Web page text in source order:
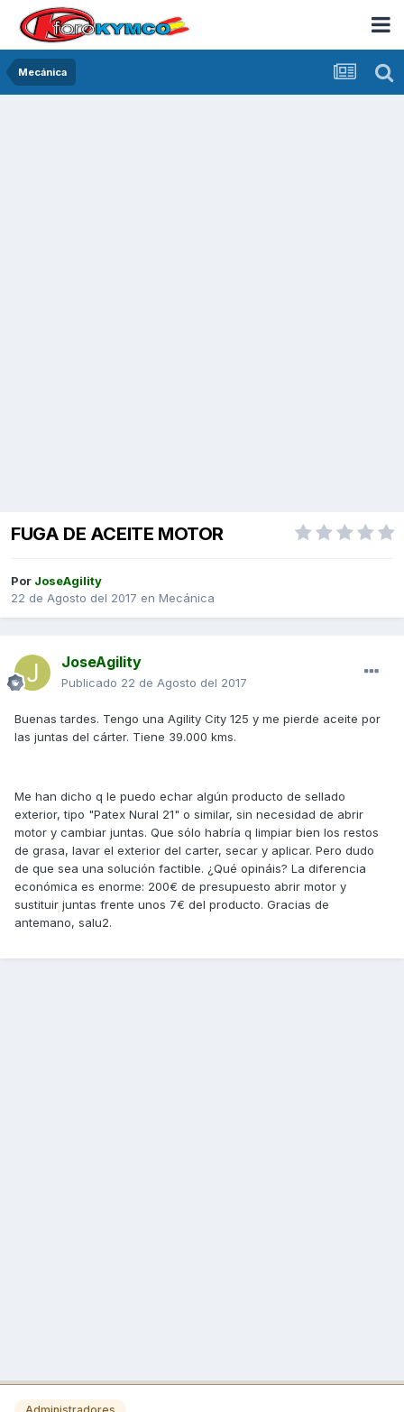
Mecánica
FUGA DE ACEITE MOTOR
Por JoseAgility
22 de Agosto del 2017 en Mecánica
JoseAgility
Publicado 22 de Agosto del 2017
Buenas tardes. Tengo una Agility City 125 y me pierde aceite por
las juntas del cárter. Tiene 39.000 kms.
Me han dicho q le puedo echar algún producto de sellado
exterior, tipo "Patex Nural 21" o similar, sin necesidad de abrir
motor y cambiar juntas. Que sólo habría q limpiar bien los restos
de grasa, lavar el exterior del carter, secar y aplicar. Pero dudo
de que sea una solución factible. ¿Qué opináis? La diferencia
económica es enorme: 200€ de presupuesto abrir motor y
sustituir juntas frente unos 7€ del producto. Gracias de
antemano, salu2.